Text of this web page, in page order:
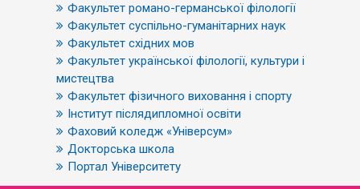
Факультет романо-германської філології
Факультет суспільно-гуманітарних наук
Факультет східних мов
Факультет української філології, культури і
мистецтва
Факультет фізичного виховання і спорту
Інститут післядипломної освіти
Фаховий коледж «Універсум»
Докторська школа
Портал Університету